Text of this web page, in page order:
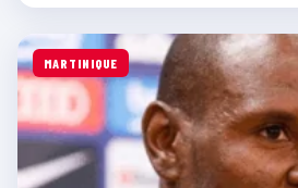
MARTINIQUE